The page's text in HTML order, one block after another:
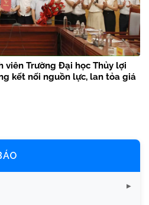
viên Trường Đại học Thủy lợi
kết nối nguồn lực, lan tỏa giá